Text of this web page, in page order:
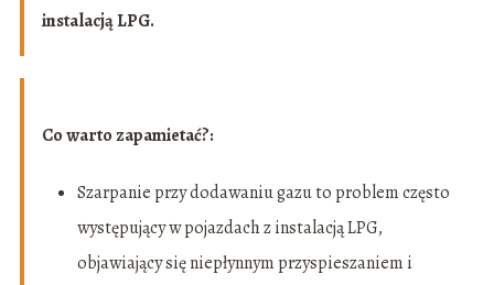
instalacją LPG.
Co warto zapamietać?:
Szarpanie przy dodawaniu gazu to problem często
występujący w pojazdach z instalacją LPG,
objawiający się niepłynnym przyspieszaniem i